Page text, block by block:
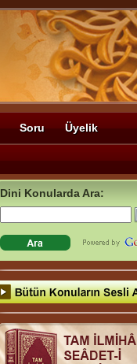
Soru Üyelik
Dini Konularda Ara: